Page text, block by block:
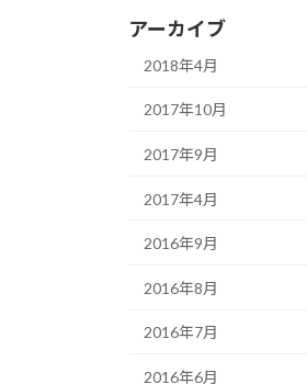
アーカイブ
2018年4月
2017年10月
2017年9月
2017年4月
2016年9月
2016年8月
2016年7月
2016年6月